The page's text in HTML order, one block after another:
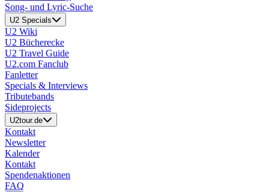
Song- und Lyric-Suche
U2 Specials
U2 Wiki
U2 Bücherecke
U2 Travel Guide
U2.com Fanclub
Fanletter
Specials & Interviews
Tributebands
Sideprojects
U2tour.de
Kontakt
Newsletter
Kalender
Kontakt
Spendenaktionen
FAQ